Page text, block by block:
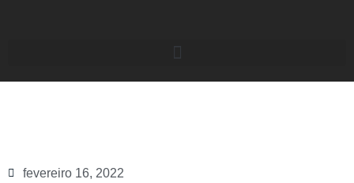
fevereiro 16, 2022